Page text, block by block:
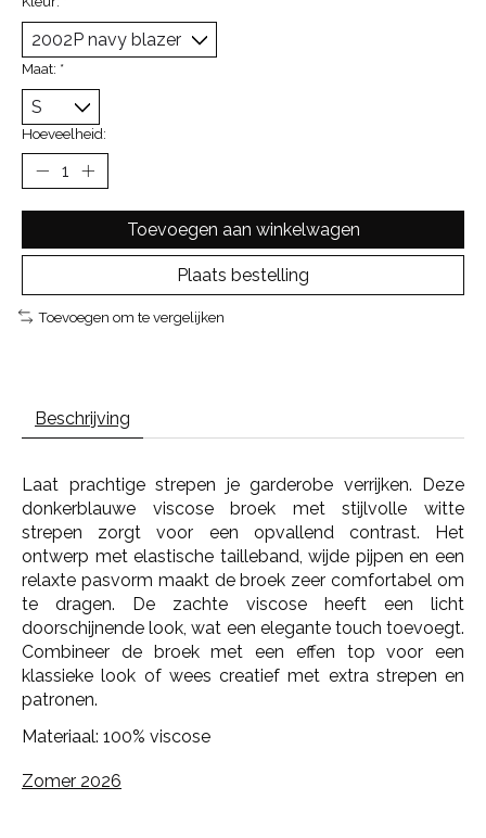
Maat: *
Hoeveelheid:
Toevoegen aan winkelwagen
Plaats bestelling
Toevoegen om te vergelijken
Beschrijving
Laat prachtige strepen je garderobe verrijken. Deze
donkerblauwe viscose broek met stijlvolle witte
strepen zorgt voor een opvallend contrast. Het
ontwerp met elastische tailleband, wijde pijpen en een
relaxte pasvorm maakt de broek zeer comfortabel om
te dragen. De zachte viscose heeft een licht
doorschijnende look, wat een elegante touch toevoegt.
Combineer de broek met een effen top voor een
klassieke look of wees creatief met extra strepen en
patronen.
Materiaal: 100% viscose
Zomer 2026